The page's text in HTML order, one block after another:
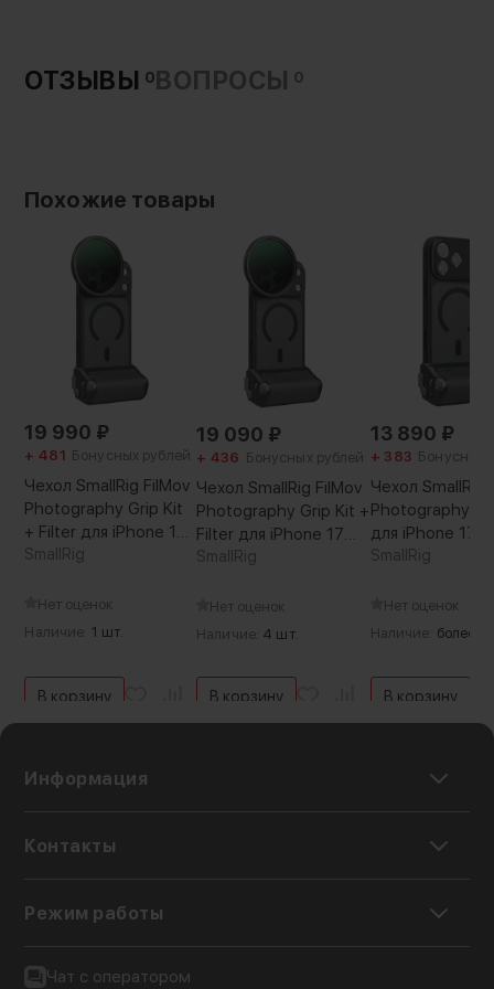
ОТЗЫВЫ 0ВОПРОСЫ 0
Похожие товары
19 990 ₽
+ 481 Бонусных рублей
Чехол SmallRig FilMov
Photography Grip Kit
+ Filter для iPhone 17
Pro Max
SmallRig
Нет оценок
Наличие: 1 шт.
В корзину
19 090 ₽
+ 436 Бонусных рублей
Чехол SmallRig FilMov
Photography Grip Kit +
Filter для iPhone 17
Pro
SmallRig
Нет оценок
Наличие: 4 шт.
В корзину
13 890 ₽
+ 383 Бонусных
Чехол SmallRig
Photography
для iPhone 17
SmallRig
Нет оценок
Наличие: более 5
В корзину
Информация
Контакты
Режим работы
Чат с оператором